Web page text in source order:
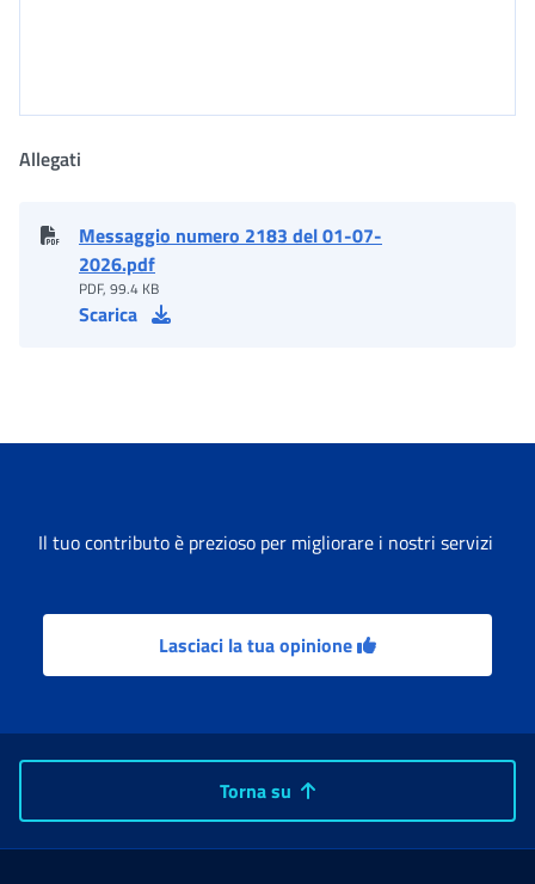
Allegati
Messaggio numero 2183 del 01-07-
2026.pdf
PDF, 99.4 KB
Scarica
Il tuo contributo è prezioso per migliorare i nostri servizi
Lasciaci la tua opinione
Torna su